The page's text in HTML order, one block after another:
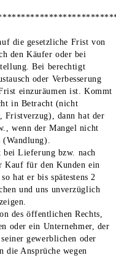
die gesetzliche Frist von
den Käufer oder bei
Bei berechtigt
oder Verbesserung
einzuräumen ist. Kommt
in Betracht (nicht
Fristverzug), dann hat der
wenn der Mangel nicht
(Wandlung).
Lieferung bzw. nach
Kauf für den Kunden ein
hat er bis spätestens 2
und uns unverzüglich
des öffentlichen Rechts,
oder ein Unternehmer, der
gewerblichen oder
die Ansprüche wegen